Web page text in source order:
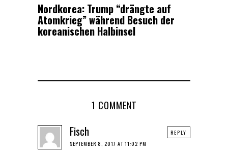
Nordkorea: Trump “drängte auf
Atomkrieg” während Besuch der
koreanischen Halbinsel
1 COMMENT
Fisch
SEPTEMBER 8, 2017 AT 11:02 PM
REPLY